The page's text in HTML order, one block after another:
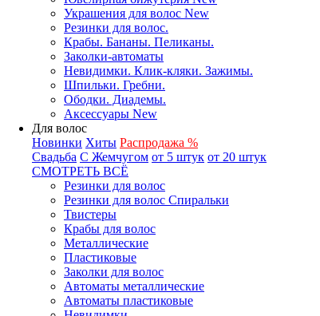
Украшения для волос New
Резинки для волос.
Крабы. Бананы. Пеликаны.
Заколки-автоматы
Невидимки. Клик-кляки. Зажимы.
Шпильки. Гребни.
Ободки. Диадемы.
Аксессуары New
Для волос
Новинки Хиты Распродажа %
Свадьба С Жемчугом от 5 штук от 20 штук
СМОТРЕТЬ ВСЁ
Резинки для волос
Резинки для волос Спиральки
Твистеры
Крабы для волос
Металлические
Пластиковые
Заколки для волос
Автоматы металлические
Автоматы пластиковые